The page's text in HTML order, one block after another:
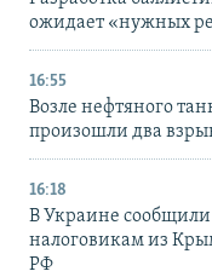
ожидает «нужных
16:55
Возле нефтяного
произошли два
16:18
В Украине
налоговикам из
РФ